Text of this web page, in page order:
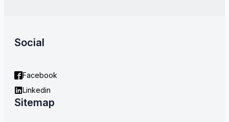
Social
Facebook
Linkedin
Sitemap